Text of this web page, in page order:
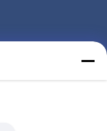
CO.,